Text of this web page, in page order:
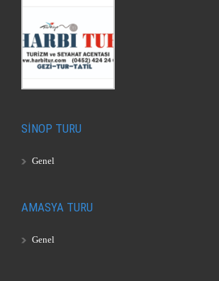
SİNOP TURU
Genel
AMASYA TURU
Genel